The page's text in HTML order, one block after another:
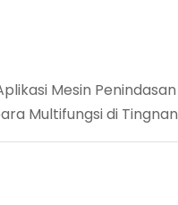
Mesin Penindasan
Multifungsi di Tingnan